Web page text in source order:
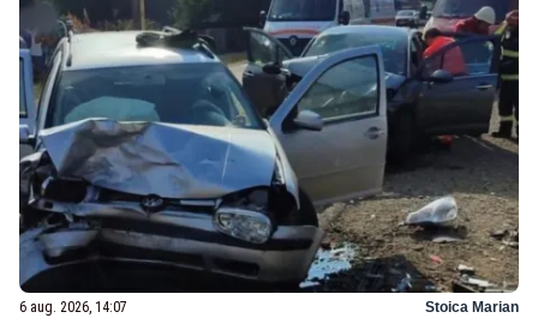
6 aug. 2026, 14:07 Stoica Marian